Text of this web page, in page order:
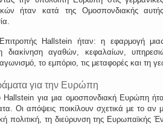
ήταν κατά της Ομοσπονδιακής
Hallstein ήταν: η εφαρμογή μιας
διακίνηση αγαθών, κεφαλαίων,
το εμπόριο, τις μεταφορές και τη
για την Ευρώπη
Hallstein για μια ομοσπονδιακή Ευρώπη
Οι απόψεις ποικίλουν σχετικά με το αν
πολιτική, τη διεύρυνση της Ευρωπαϊκής